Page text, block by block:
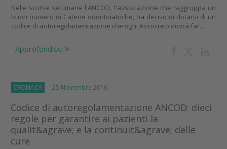
Nelle scorse settimane l'ANCOD, l'associazione che raggruppa un
buon numero di Catene odontoiatriche, ha deciso di dotarsi di un
codice di autoregolamentazione che ogni Associato dovrà far...
Approfondisci
CRONACA 25 Novembre 2016
Codice di autoregolamentazione ANCOD: dieci
regole per garantire ai pazienti la
qualit&agrave; e la continuit&agrave; delle
cure